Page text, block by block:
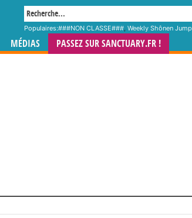
Populaires:###NON CLASSE###, Weekly Shônen Jump
MÉDIAS PASSEZ SUR SANCTUARY.FR !